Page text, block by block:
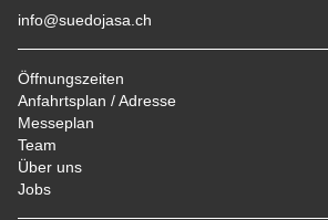
info@suedojasa.ch
Öffnungszeiten
Anfahrtsplan / Adresse
Messeplan
Team
Über uns
Jobs